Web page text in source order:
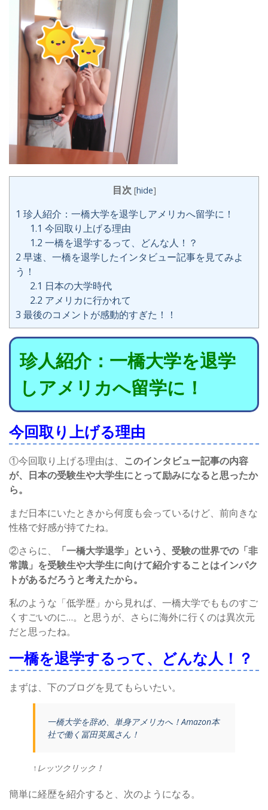
目次 [hide]
1 珍人紹介：一橋大学を退学しアメリカへ留学に！
1.1 今回取り上げる理由
1.2 一橋を退学するって、どんな人！？
2 早速、一橋を退学したインタビュー記事を見てみよ
う！
2.1 日本の大学時代
2.2 アメリカに行かれて
3 最後のコメントが感動的すぎた！！
珍人紹介：一橋大学を退学
しアメリカへ留学に！
今回取り上げる理由
①今回取り上げる理由は、 このインタビュー記事の内容
が、日本の受験生や大学生にとって励みになると思ったか
ら。
まだ日本にいたときから何度も会っているけど、前向きな
性格で好感が持てたね。
②さらに、
「一橋大学退学」という、受験の世界での「非
常識」を受験生や大学生に向けて紹介することはインパク
トがあるだろうと考えたから。
私のような「低学歴」から見れば、一橋大学でもものすご
くすごいのに…。と思うが、さらに海外に行くのは異次元
だと思ったね。
一橋を退学するって、どんな人！？
まずは、下のブログを見てもらいたい。
一橋大学を辞め、単身アメリカへ！Amazon本
社で働く冨田英風さん！
↑レッツクリック！
簡単に経歴を紹介すると、次のようになる。